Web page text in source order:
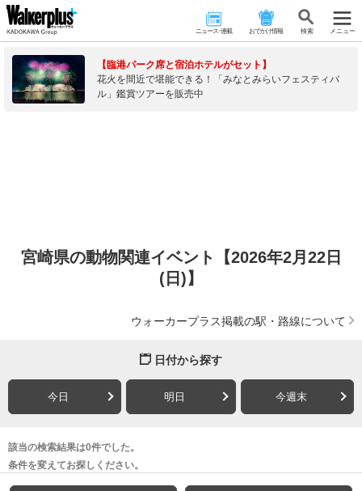
ニュース･連載 おでかけ情報 検 索 メニュー
【臨港パーク席と宿泊ホテルがセット】
花火を間近で堪能できる！「みなとみらいフェスティバ
ル」鑑賞ツアーを販売中
宮崎県の動物関連イベント【2026年2月22日
(日)】
ウォーカープラス掲載の駅・路線について
日付から探す
今日 明日 今週末
該当の検索結果は0件でした。
条件を変えてお探しください。